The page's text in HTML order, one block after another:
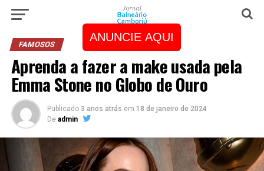
ANUNCIE AQUI
FAMOSOS
Aprenda a fazer a make usada pela
Emma Stone no Globo de Ouro
Publicado 3 anos atrás em 18 de janeiro de 2024
De admin